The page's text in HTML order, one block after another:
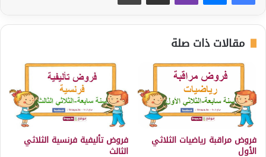
مقالات ذات صلة
فروض مراقبة رياضيات الثلاثي
الأول
فروض تأليفية فرنسية الثلاثي
الثالث